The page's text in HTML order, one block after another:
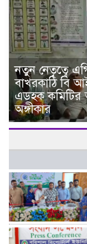
নতুন নেতৃত্বে
বাখরকাঠি বি
এডহক কমিটির
অঙ্গীকার